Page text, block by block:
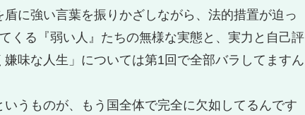
に強い言葉を振りかざしながら、法的措置が迫っ
くる『弱い人』たちの無様な実態と、実力と自己評
味な人生」については第1回で全部バラしてますん
うものが、もう国全体で完全に欠如してるんです